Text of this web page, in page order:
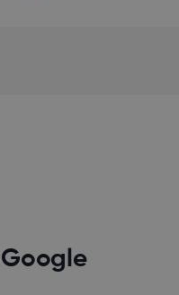
Google